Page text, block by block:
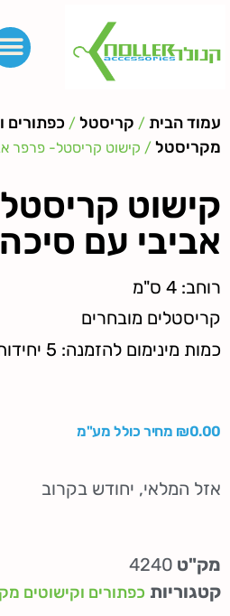
עמוד הבית / קריסטל / כפתורים
מקריסטל / קישוט קריסטל- פרפר
קישוט
אביבי עם סיכה
רוחב: 4 ס"מ
קריסטלים מובחרים
כמות מינימום להזמנה: 5 יחידות
₪0.00 מחיר כולל מע"מ
אזל המלאי, יחודש בקרוב
מק"ט 4240
קטגוריות כפתורים וקישוטים